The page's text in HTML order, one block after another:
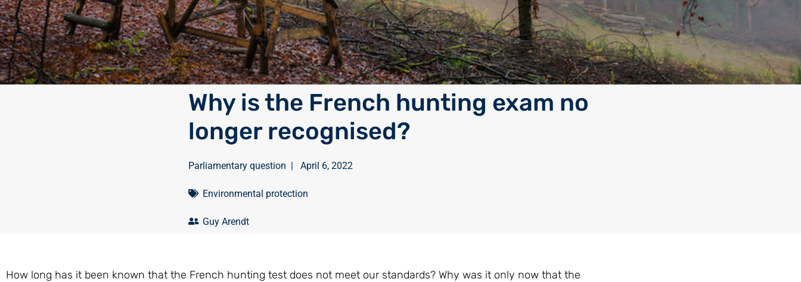
Why is the French hunting exam no
longer recognised?
Parliamentary question | April 6, 2022
Environmental protection
Guy Arendt
How long has it been known that the French hunting test does not meet our standards? Why was it only now that the